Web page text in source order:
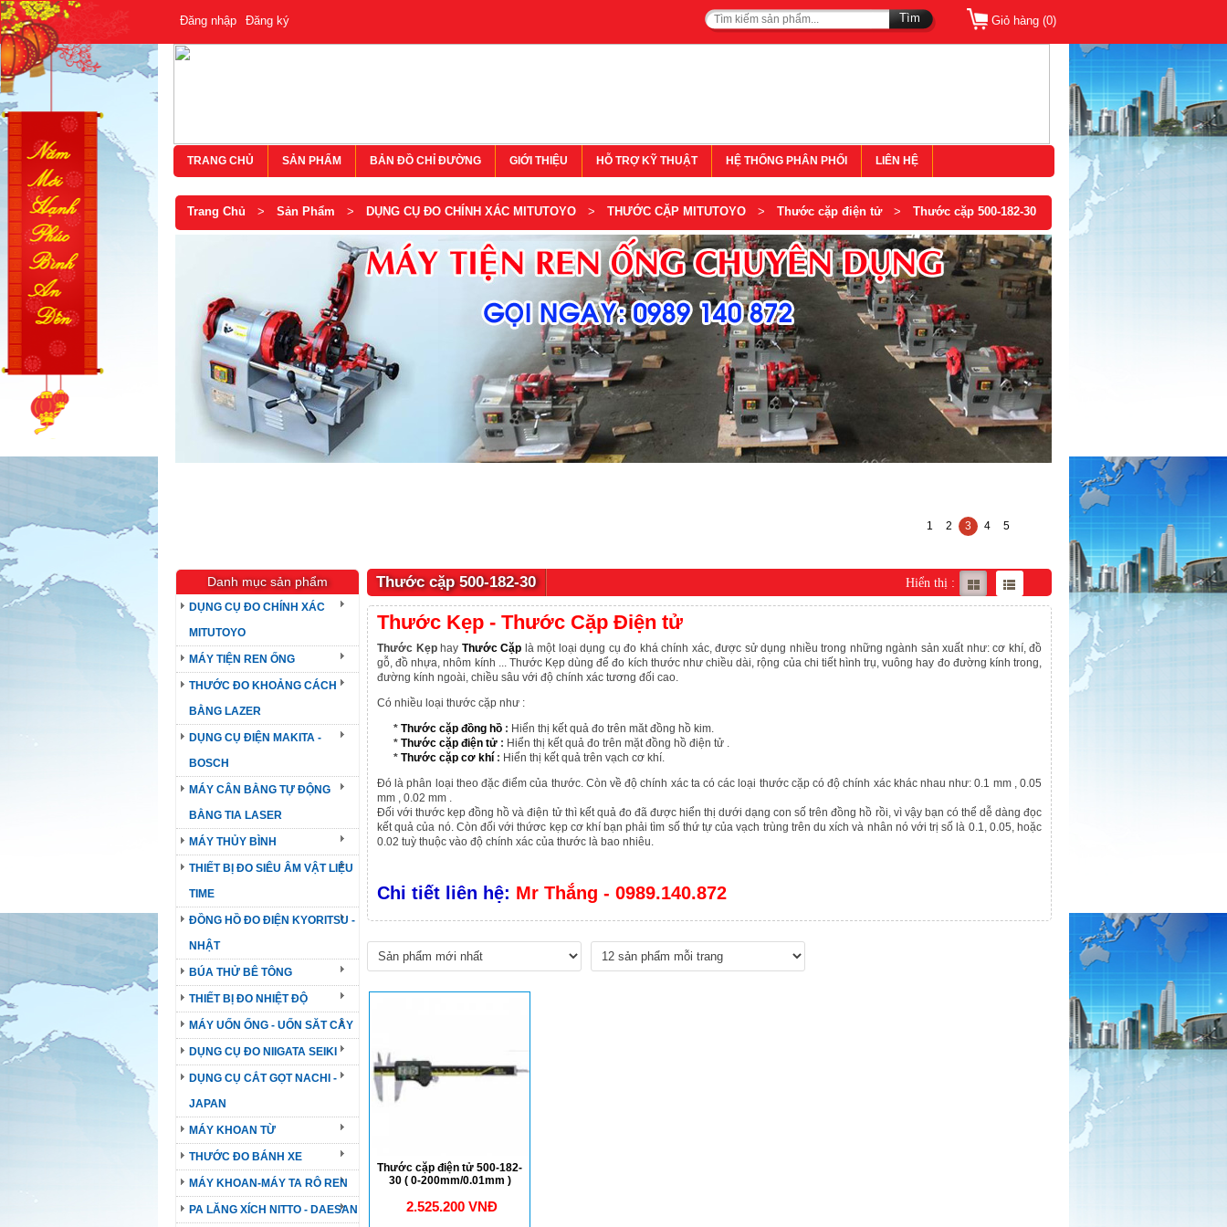
Đăng nhập Đăng ký Giỏ hàng (0)
Tìm
TRANG CHỦ SẢN PHẨM BẢN ĐỒ CHỈ ĐƯỜNG GIỚI THIỆU HỖ TRỢ KỸ THUẬT HỆ THỐNG PHÂN PHỐI LIÊN HỆ
Trang Chủ > Sản Phẩm > DỤNG CỤ ĐO CHÍNH XÁC MITUTOYO > THƯỚC CẶP MITUTOYO > Thước cặp điện tử > Thước cặp 500-182-30
1 2 3 4 5
Danh mục sản phẩm
DỤNG CỤ ĐO CHÍNH XÁC
MITUTOYO
MÁY TIỆN REN ỐNG
THƯỚC ĐO KHOẢNG CÁCH
BẰNG LAZER
DỤNG CỤ ĐIỆN MAKITA -
BOSCH
MÁY CÂN BẰNG TỰ ĐỘNG
BẰNG TIA LASER
MÁY THỦY BÌNH
THIẾT BỊ ĐO SIÊU ÂM VẬT LIỆU
TIME
ĐỒNG HỒ ĐO ĐIỆN KYORITSU -
NHẬT
BÚA THỬ BÊ TÔNG
THIẾT BỊ ĐO NHIỆT ĐỘ
MÁY UỐN ỐNG - UỐN SĂT CÂY
DỤNG CỤ ĐO NIIGATA SEIKI
DỤNG CỤ CẮT GỌT NACHI -
JAPAN
MÁY KHOAN TỪ
THƯỚC ĐO BÁNH XE
MÁY KHOAN-MÁY TA RÔ REN
PA LĂNG XÍCH NITTO - DAESAN
Thước cặp 500-182-30 Hiển thị :
Thước Kẹp - Thước Cặp Điện tử
Thước Kẹphay Thước Cặp là một loại dụng cụ đo khá chính xác, được sử dụng nhiều trong những ngành sản xuất như: cơ khí, đồ
gỗ, đồ nhựa, nhôm kính ... Thước Kẹp dùng để đo kích thước như chiều dài, rộng của chi tiết hình trụ, vuông hay đo đường kính trong,
đường kính ngoài, chiều sâu với độ chính xác tương đối cao.
Có nhiều loại thước cặp như :
* Thước cặp đồng hồ : Hiển thị kết quả đo trên măt đồng hồ kim.
* Thước cặp điện tử : Hiển thị kết quả đo trên mặt đồng hồ điện tử .
* Thước cặp cơ khí : Hiển thị kết quả trên vạch cơ khí.
Đó là phân loại theo đặc điểm của thước. Còn về độ chính xác ta có các loại thước cặp có độ chính xác khác nhau như: 0.1 mm , 0.05
mm , 0.02 mm .
Đối với thước kẹp đồng hồ và điện tử thì kết quả đo đã được hiển thị dưới dạng con số trên đồng hồ rồi, vì vậy bạn có thể dễ dàng đọc
kết quả của nó. Còn đối với thứơc kẹp cơ khí bạn phải tìm số thứ tự của vạch trùng trên du xích và nhân nó với trị số là 0.1, 0.05, hoặc
0.02 tuỳ thuộc vào độ chính xác của thước là bao nhiêu.
Chi tiết liên hệ: Mr Thắng - 0989.140.872
Thước cặp điện tử 500-182-
30 ( 0-200mm/0.01mm )
2.525.200 VNĐ